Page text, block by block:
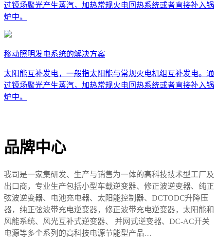
过镜场聚光产生蒸汽，加热常规火电回热系统或者直接补入锅
炉中。
移动照明发电系统的解决方案
太阳能互补发电，一般指太阳能与常规火电机组互补发电。通
过镜场聚光产生蒸汽，加热常规火电回热系统或者直接补入锅
炉中。
品牌中心
我司是一家集研发、生产与销售为一体的高科技技术型工厂及
出口商，专业生产包括小型车载逆变器、修正波逆变器、纯正
弦波逆变器、电池充电器、太阳能控制器、DCTODC升降压
器，纯正弦波带充电逆变器，修正波带充电逆变器，太阳能和
风能系统、风光互补式逆变器、 并网式逆变器、DC-AC开关
电源等多个系列的高科技电源节能型产品…